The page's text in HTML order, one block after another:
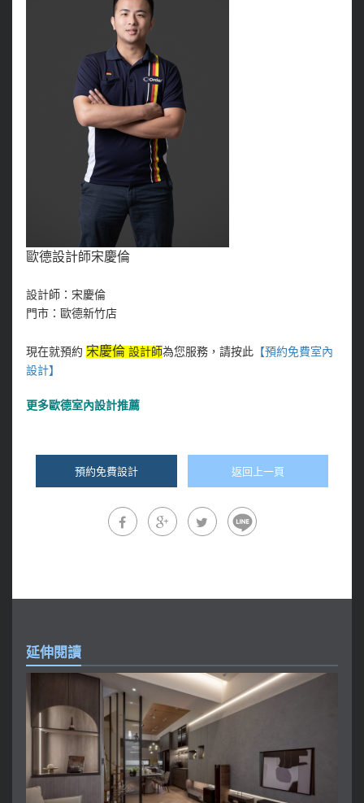
歐德設計師宋慶倫
設計師：宋慶倫
門市：歐德新竹店
現在就預約 宋慶倫設計師為您服務，請按此【預約免費室內
設計】
更多歐德室內設計推薦
預約免費設計 返回上一頁
延伸閱讀